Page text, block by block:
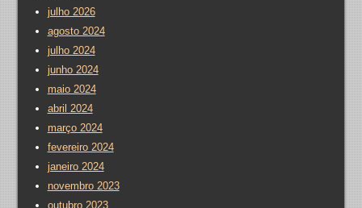
julho 2026
agosto 2024
julho 2024
junho 2024
maio 2024
abril 2024
março 2024
fevereiro 2024
janeiro 2024
novembro 2023
outubro 2023